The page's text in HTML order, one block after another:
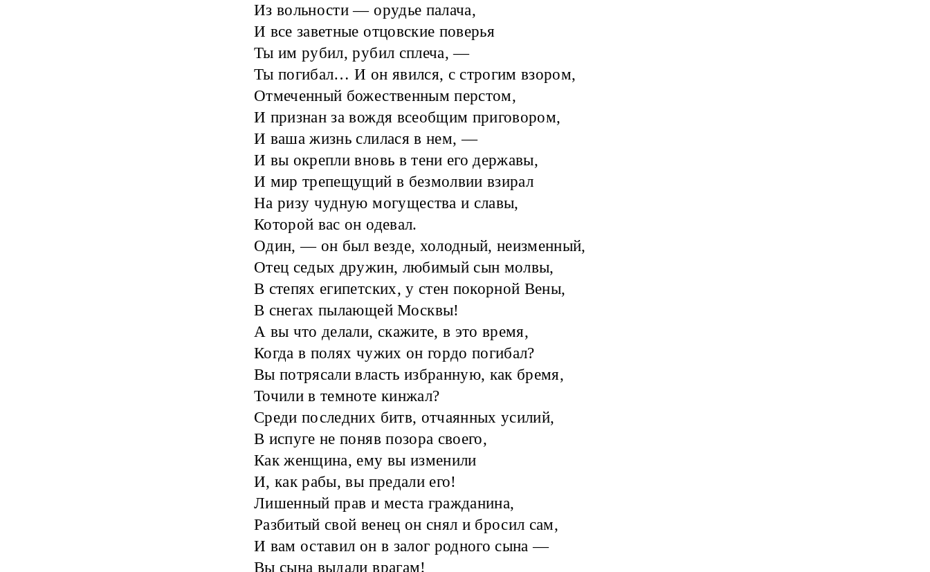
Из вольности — орудье палача,
И все заветные отцовские поверья
Ты им рубил, рубил сплеча, —
Ты погибал… И он явился, с строгим взором,
Отмеченный божественным перстом,
И признан за вождя всеобщим приговором,
И ваша жизнь слилася в нем, —
И вы окрепли вновь в тени его державы,
И мир трепещущий в безмолвии взирал
На ризу чудную могущества и славы,
Которой вас он одевал.
Один, — он был везде, холодный, неизменный,
Отец седых дружин, любимый сын молвы,
В степях египетских, у стен покорной Вены,
В снегах пылающей Москвы!
А вы что делали, скажите, в это время,
Когда в полях чужих он гордо погибал?
Вы потрясали власть избранную, как бремя,
Точили в темноте кинжал?
Среди последних битв, отчаянных усилий,
В испуге не поняв позора своего,
Как женщина, ему вы изменили
И, как рабы, вы предали его!
Лишенный прав и места гражданина,
Разбитый свой венец он снял и бросил сам,
И вам оставил он в залог родного сына —
Вы сына выдали врагам!